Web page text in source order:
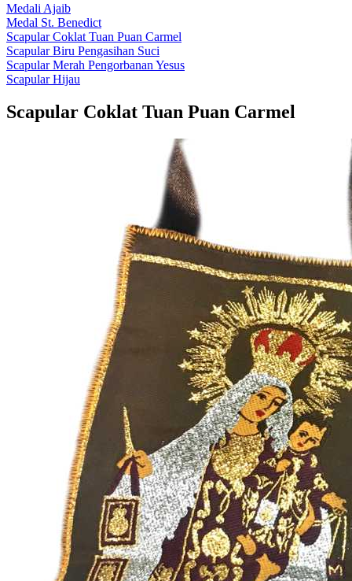
Medali Ajaib
Medal St. Benedict
Scapular Coklat Tuan Puan Carmel
Scapular Biru Pengasihan Suci
Scapular Merah Pengorbanan Yesus
Scapular Hijau
Scapular Coklat Tuan Puan Carmel